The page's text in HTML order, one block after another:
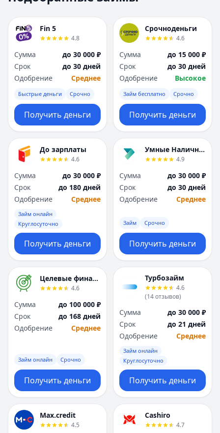
Н
Набережные Челны
Новокузнецк
Новосибирск
О
Омск
Оренбург
П
Пенза
Пермь
Р
Ростов-на-Дону
Рязань
Самара
Саратов
Севастополь
Сочи
Сургут
Т
Тверь
Тольятти
Тюмень
У
Ульяновск
Уфа
Хабаровск
Ч
Чебоксары
Челябинск
Н
Набережные
Новокузнецк
Новосибирск
О
Омск
Оренбург
П
Пенза
Пермь
Р
Ростов-на-Дону
Рязань
Самара
Саратов
Севастополь
Сочи
Сургут
Т
Тверь
Тольятти
Тюмень
У
Ульяновск
Уфа
Хабаровск
Ч
Чебоксары
Челябинск
Fin 5
4.8
Сумма
до 30 000 ₽
Срок
до 30 дней
Одобрение
Среднее
Быстрые деньги Срочно
Получить деньги
Срочноденьги
4.6
Сумма
до 15 000 ₽
Срок
до 30 дней
Одобрение
Высокое
Займ бесплатно Срочно
Получить деньги
До зарплаты
4.6
Сумма
до 30 000 ₽
Срок
до 180 дней
Одобрение
Среднее
Займ онлайн
Круглосуточно
Получить деньги
Умные Наличные
4.9
Сумма
до 30 000 ₽
Срок
до 30 дней
Одобрение
Среднее
Займ Срочно
Получить деньги
Целевые финансы
4.6
Сумма
до 100 000 ₽
Срок
до 168 дней
Одобрение
Среднее
Займ онлайн Срочно
Получить деньги
Турбозайм
4.6
(14отзывов)
Сумма
до 30 000 ₽
Срок
до 21 дней
Одобрение
Среднее
Займ онлайн
Круглосуточно
Получить деньги
Max.credit
4.5
Cashiro
4.7